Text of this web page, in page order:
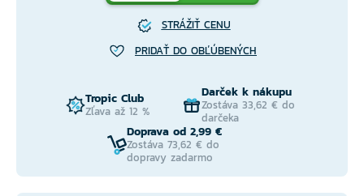
STRÁŽIŤ CENU
PRIDAŤ DO OBĽÚBENÝCH
Tropic Club
Zľava až 12 %
Darček k nákupu
Zostáva 33,62 € do
darčeka
Doprava od 2,99 €
Zostáva 73,62 € do
dopravy zadarmo